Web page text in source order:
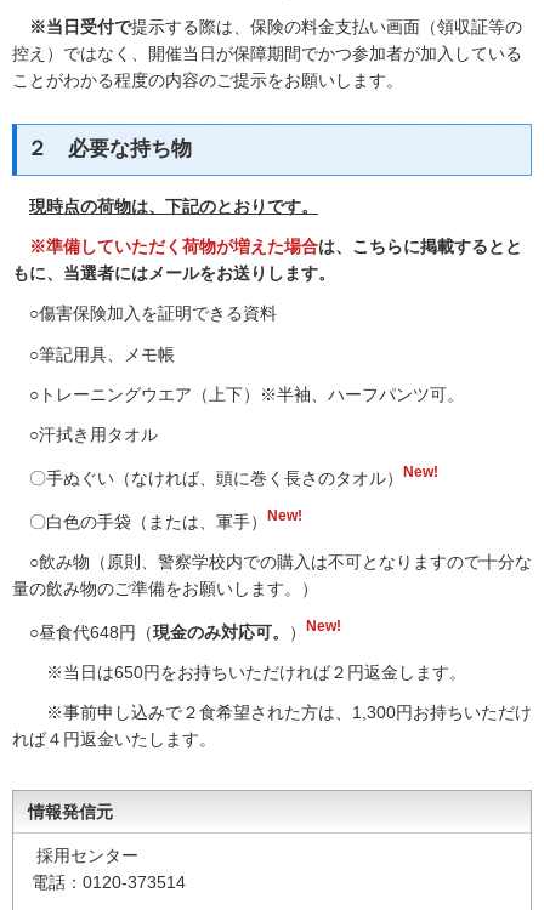
※当日受付で提示する際は、保険の料金支払い画面（領収証等の
控え）ではなく、開催当日が保障期間でかつ参加者が加入している
ことがわかる程度の内容のご提示をお願いします。
２ 必要な持ち物
現時点の荷物は、下記のとおりです。
※準備していただく荷物が増えた場合は、こちらに掲載するとと
もに、当選者にはメールをお送りします。
○傷害保険加入を証明できる資料
○筆記用具、メモ帳
○トレーニングウエア（上下）※半袖、ハーフパンツ可。
○汗拭き用タオル
〇手ぬぐい（なければ、頭に巻く長さのタオル） New!
〇白色の手袋（または、軍手） New!
○飲み物（原則、警察学校内での購入は不可となりますので十分な
量の飲み物のご準備をお願いします。）
○昼食代648円（現金のみ対応可。 ） New!
※当日は650円をお持ちいただければ２円返金します。
※事前申し込みで２食希望された方は、1,300円お持ちいただけ
れば４円返金いたします。
情報発信元
採用センター
電話：0120-373514